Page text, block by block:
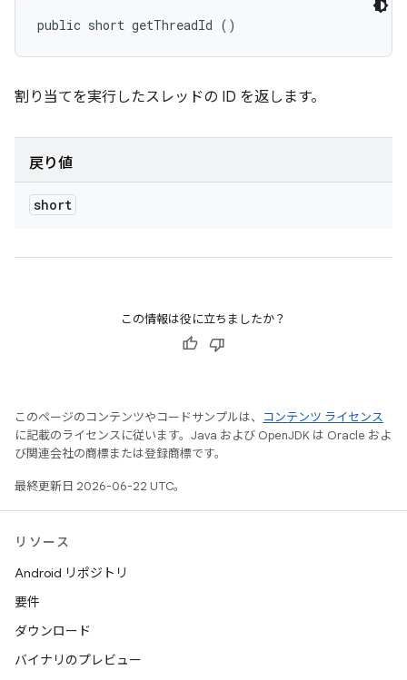
public short getThreadId ()
割り当てを実行したスレッドの ID を返します。
戻り値
short
この情報は役に立ちましたか？
このページのコンテンツやコードサンプルは、
コンテンツ ライセンス
に記載のライセンスに従います。Java および OpenJDK は Oracle およ
び関連会社の商標または登録商標です。
最終更新日 2026-06-22 UTC。
リソース
Android リポジトリ
要件
ダウンロード
バイナリのプレビュー